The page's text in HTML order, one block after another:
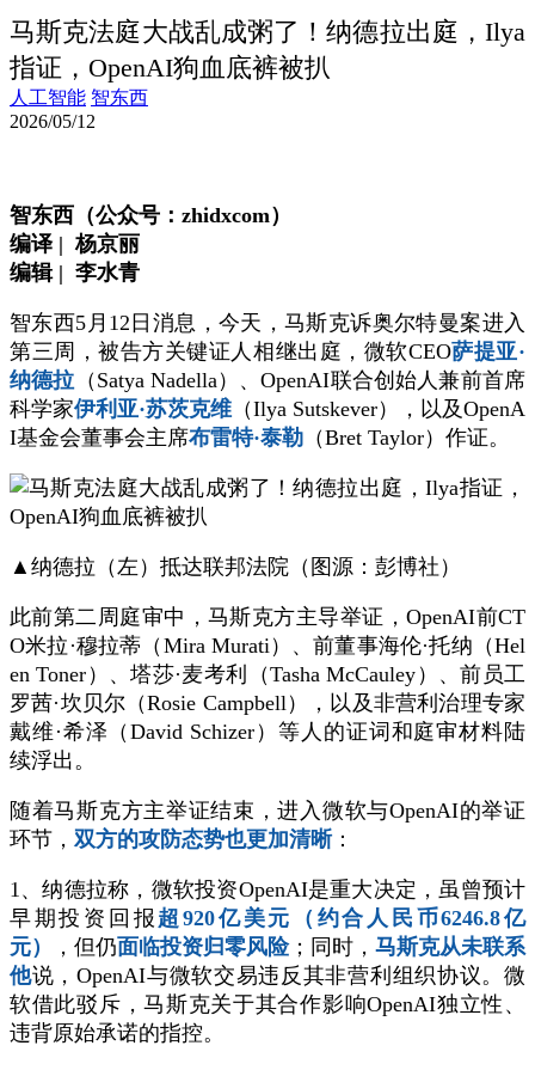
马斯克法庭大战乱成粥了！纳德拉出庭，Ilya
指证，OpenAI狗血底裤被扒
人工智能 智东西
2026/05/12
智东西（公众号：zhidxcom）
编译 | 杨京丽
编辑 | 李水青
智东西5月12日消息，今天，马斯克诉奥尔特曼案进入
第三周，被告方关键证人相继出庭，微软CEO萨提亚·
纳德拉 （Satya Nadella）、OpenAI联合创始人兼前首席
科学家伊利亚·苏茨克维 （Ilya Sutskever），以及OpenA
I基金会董事会主席布雷特·泰勒 （Bret Taylor）作证。
▲纳德拉（左）抵达联邦法院（图源：彭博社）
此前第二周庭审中，马斯克方主导举证，OpenAI前CT
O米拉·穆拉蒂（Mira Murati）、前董事海伦·托纳（Hel
en Toner）、塔莎·麦考利（Tasha McCauley）、前员工
罗茜·坎贝尔（Rosie Campbell），以及非营利治理专家
戴维·希泽（David Schizer）等人的证词和庭审材料陆
续浮出。
随着马斯克方主举证结束，进入微软与OpenAI的举证
环节， 双方的攻防态势也更加清晰：
1、纳德拉称，微软投资OpenAI是重大决定，虽曾预计
早期投资回报 超920亿美元（约合人民币6246.8亿
元）
，但仍面临投资归零风险；同时， 马斯克从未联系
他说，OpenAI与微软交易违反其非营利组织协议。微
软借此驳斥，马斯克关于其合作影响OpenAI独立性、
违背原始承诺的指控。